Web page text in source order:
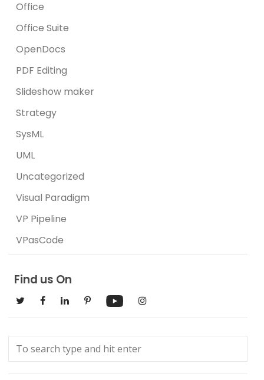
Office
Office Suite
OpenDocs
PDF Editing
Slideshow maker
Strategy
SysML
UML
Uncategorized
Visual Paradigm
VP Pipeline
VPasCode
Find us On